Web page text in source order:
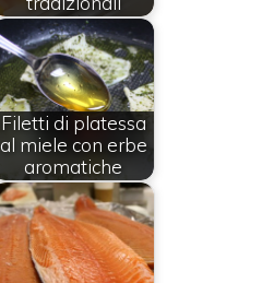
Filetti di platessa
al miele con erbe
aromatiche